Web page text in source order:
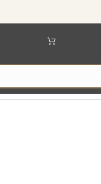
/دافور وفانوس (موقد وتريك)